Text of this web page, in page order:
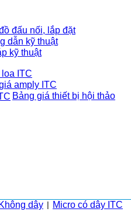
đấu nối, lắp đặt
dẫn kỹ thuật
kỹ thuật
ITC
amply ITC
Bảng giá thiết bị hội thảo
dây Micro có dây ITC